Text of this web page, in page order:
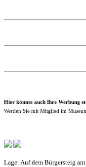
Hier könnte auch Ihre Werbung
Werden Sie mit Mitglied im
Lage: Auf dem Bürgersteig